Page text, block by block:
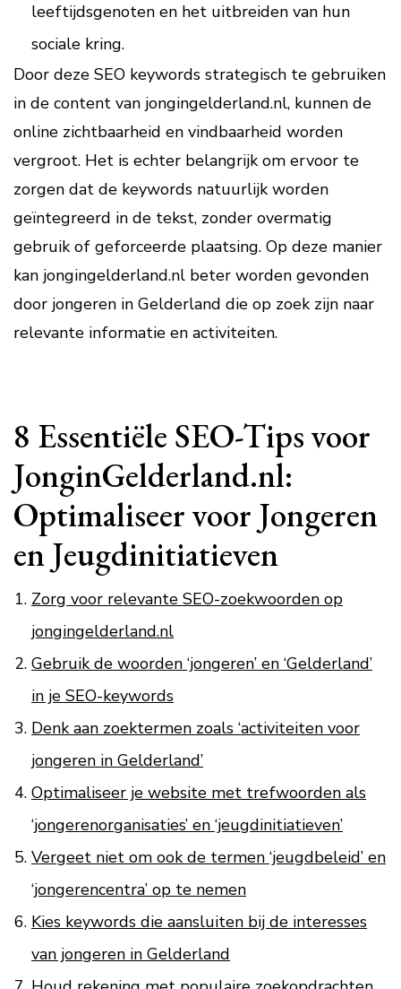
leeftijdsgenoten en het uitbreiden van hun
sociale kring.
Door deze SEO keywords strategisch te gebruiken
in de content van jongingelderland.nl, kunnen de
online zichtbaarheid en vindbaarheid worden
vergroot. Het is echter belangrijk om ervoor te
zorgen dat de keywords natuurlijk worden
geïntegreerd in de tekst, zonder overmatig
gebruik of geforceerde plaatsing. Op deze manier
kan jongingelderland.nl beter worden gevonden
door jongeren in Gelderland die op zoek zijn naar
relevante informatie en activiteiten.
8 Essentiële SEO-Tips voor
JonginGelderland.nl:
Optimaliseer voor Jongeren
en Jeugdinitiatieven
Zorg voor relevante SEO-zoekwoorden op
jongingelderland.nl
Gebruik de woorden ‘jongeren’ en ‘Gelderland’
in je SEO-keywords
Denk aan zoektermen zoals ‘activiteiten voor
jongeren in Gelderland’
Optimaliseer je website met trefwoorden als
‘jongerenorganisaties’ en ‘jeugdinitiatieven’
Vergeet niet om ook de termen ‘jeugdbeleid’ en
‘jongerencentra’ op te nemen
Kies keywords die aansluiten bij de interesses
van jongeren in Gelderland